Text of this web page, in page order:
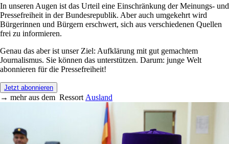
In unseren Augen ist das Urteil eine Einschränkung der Meinungs- und
Pressefreiheit in der Bundesrepublik. Aber auch umgekehrt wird
Bürgerinnen und Bürgern erschwert, sich aus verschiedenen Quellen
frei zu informieren.
Genau das aber ist unser Ziel: Aufklärung mit gut gemachtem
Journalismus. Sie können das unterstützen. Darum: junge Welt
abonnieren für die Pressefreiheit!
Jetzt abonnieren
→ mehr aus dem Ressort Ausland